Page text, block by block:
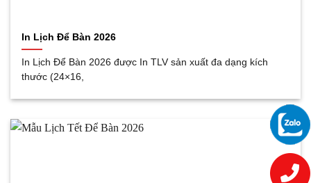
In Lịch Để Bàn 2026
In Lịch Để Bàn 2026 được In TLV sản xuất đa dạng kích
thước (24×16,